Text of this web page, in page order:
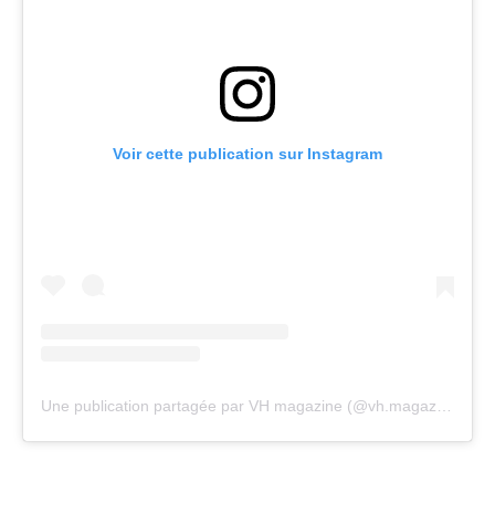
Voir cette publication sur Instagram